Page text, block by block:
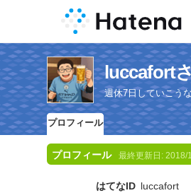
luccafort
週休7日していこう
プロフィール
プロフィール 最終更新日: 2018/
はてなID luccafort